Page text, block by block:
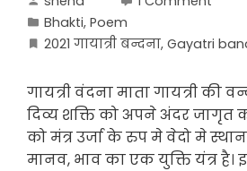
Bhakti, Poem
2021 गायात्री बन्दना, Gayatri
गायत्री वंदना माता गायत्री की
दिव्य शक्ति को अपने अंदर जागृत
को मंत्र उर्जा के रुप मे वेदो मे
मानव, भाव का एक युक्ति यंत्र है।